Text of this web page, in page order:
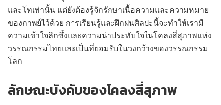
และโทเท่านั้น แต่ยังต้องรู้จักรักษาเนื้อความและความหมาย
ของกาพย์ไว้ด้วย การเรียนรู้และฝึกฝนศิลปะนี้จะทำให้เรามี
ความเข้าใจลึกซึ้งและความน่าประทับใจในโคลงสี่สุภาพแห่ง
วรรณกรรมไทยและเป็นที่ยอมรับในวงกว้างของวรรณกรรม
โลก
ลักษณะบังคับของโคลงสี่สุภาพ